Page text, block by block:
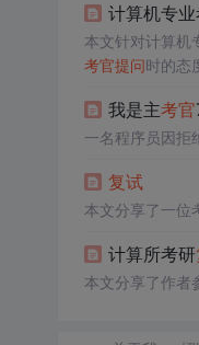
计算机专
本文针对计算机
考官提问时的态
我是主考官
一名程序员因拒
复试
本文分享了一位
计算所考研
本文分享了作者